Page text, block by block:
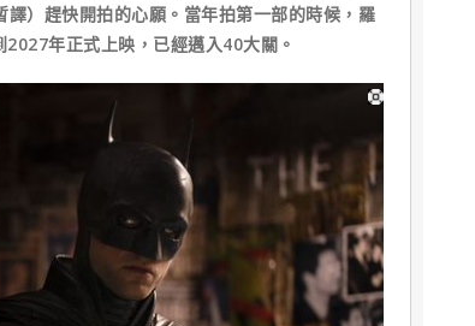
）趕快開拍的心願。當年拍第一部的時候，羅
年正式上映，已經邁入40大關。